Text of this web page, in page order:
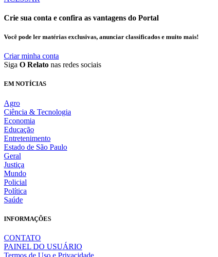
Crie sua conta e confira as vantagens do Portal
Você pode ler matérias exclusivas, anunciar classificados e muito mais!
Criar minha conta
Siga O Relato nas redes sociais
EM NOTÍCIAS
Agro
Ciência & Tecnologia
Economia
Educação
Entretenimento
Estado de São Paulo
Geral
Justiça
Mundo
Policial
Política
Saúde
INFORMAÇÕES
CONTATO
PAINEL DO USUÁRIO
Termos de Uso e Privacidade